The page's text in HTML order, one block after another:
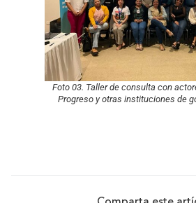
Foto 03. Taller de consulta con
Progreso y otras instituciones de